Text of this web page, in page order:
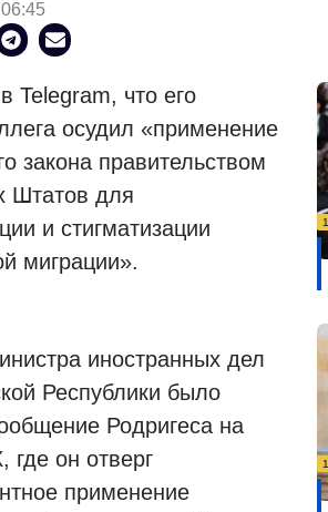
Telegram, что его
осудил «применение
закона правительством
Штатов для
и стигматизации
миграции».
иностранных дел
Республики было
Родригеса на
где он отверг
применение